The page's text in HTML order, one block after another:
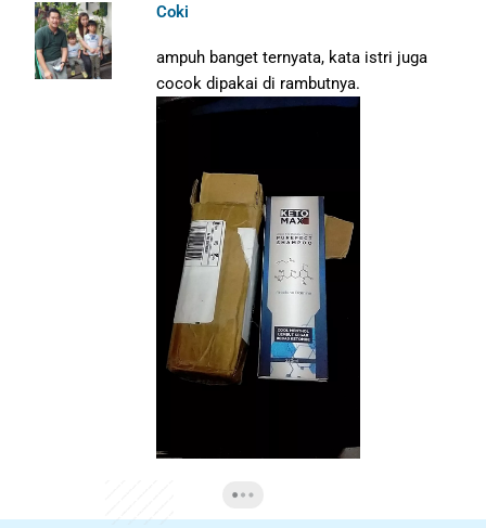
Coki
ampuh banget ternyata, kata istri juga
cocok dipakai di rambutnya.